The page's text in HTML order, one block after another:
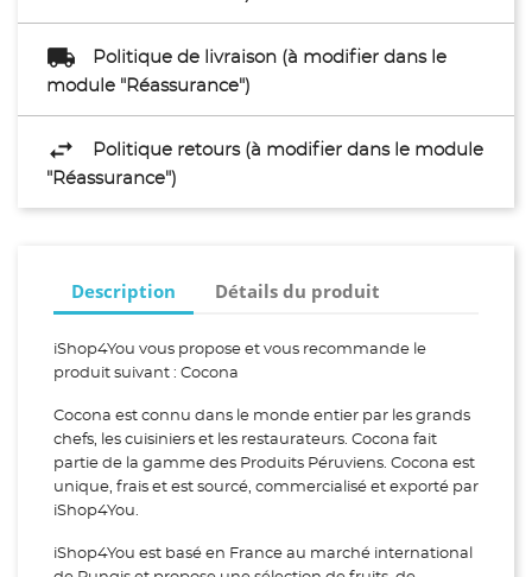
Politique de livraison (à modifier dans le
module "Réassurance")
Politique retours (à modifier dans le module
"Réassurance")
Description Détails du produit
iShop4You vous propose et vous recommande le
produit suivant : Cocona
Cocona est connu dans le monde entier par les grands
chefs, les cuisiniers et les restaurateurs. Cocona fait
partie de la gamme des Produits Péruviens. Cocona est
unique, frais et est sourcé, commercialisé et exporté par
iShop4You.
iShop4You est basé en France au marché international